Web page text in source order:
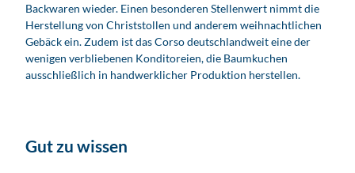
Backwaren wieder. Einen besonderen Stellenwert nimmt die
Herstellung von Christstollen und anderem weihnachtlichen
Gebäck ein. Zudem ist das Corso deutschlandweit eine der
wenigen verbliebenen Konditoreien, die Baumkuchen
ausschließlich in handwerklicher Produktion herstellen.
Gut zu wissen